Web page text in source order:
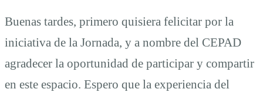
IBERO
Puebla
Buenas tardes, primero quisiera felicitar por la
iniciativa de la Jornada, y a nombre del CEPAD
agradecer la oportunidad de participar y compartir
en este espacio. Espero que la experiencia del